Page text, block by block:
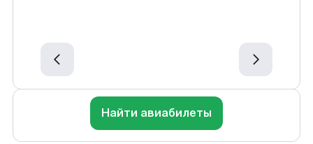
Найти авиабилеты